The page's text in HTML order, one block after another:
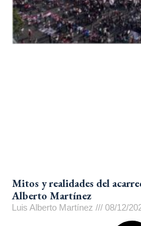
Mitos y realidades del
Alberto Martínez
Luis Alberto Martínez 08/12/